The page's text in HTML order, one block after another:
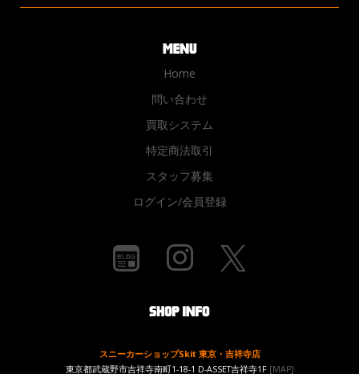
Home
問い合わせ
買取システム
特定商法取引
スタッフ募集
ログイン/会員登録
スニーカーショップSkit 東京・吉祥寺店
東京都武蔵野市吉祥寺南町1-18-1 D-ASSET吉祥寺1F [MAP]